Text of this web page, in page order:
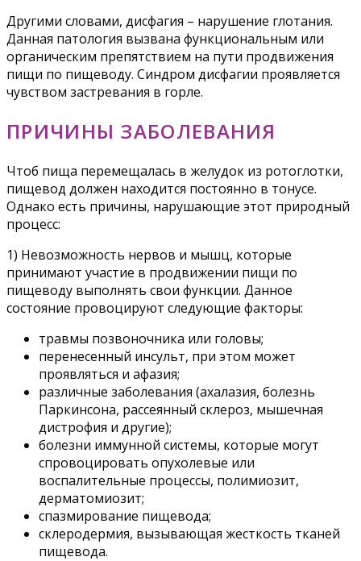
Другими словами, дисфагия – нарушение глотания.
Данная патология вызвана функциональным или
органическим препятствием на пути продвижения
пищи по пищеводу. Синдром дисфагии проявляется
чувством застревания в горле.
ПРИЧИНЫ ЗАБОЛЕВАНИЯ
Чтоб пища перемещалась в желудок из ротоглотки,
пищевод должен находится постоянно в тонусе.
Однако есть причины, нарушающие этот природный
процесс:
1) Невозможность нервов и мышц, которые
принимают участие в продвижении пищи по
пищеводу выполнять свои функции. Данное
состояние провоцируют следующие факторы:
травмы позвоночника или головы;
перенесенный инсульт, при этом может
проявляться и афазия;
различные заболевания (ахалазия, болезнь
Паркинсона, рассеянный склероз, мышечная
дистрофия и другие);
болезни иммунной системы, которые могут
спровоцировать опухолевые или
воспалительные процессы, полимиозит,
дерматомиозит;
спазмирование пищевода;
склеродермия, вызывающая жесткость тканей
пищевода.